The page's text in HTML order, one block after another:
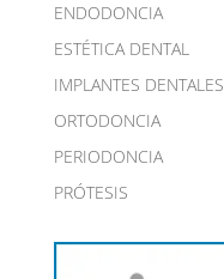
ENDODONCIA
ESTÉTICA DENTAL
IMPLANTES DENTALES
ORTODONCIA
PERIODONCIA
PRÓTESIS